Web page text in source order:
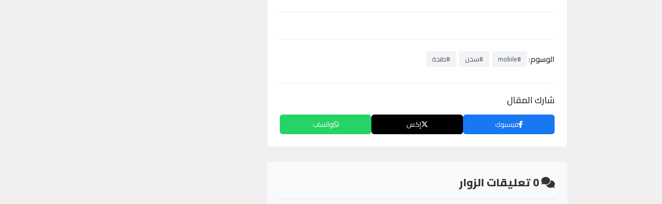
الوسوم: #mobile #سجن #طنجة
شارك المقال
فيسبوك إكس واتساب
0تعليقات الزوار